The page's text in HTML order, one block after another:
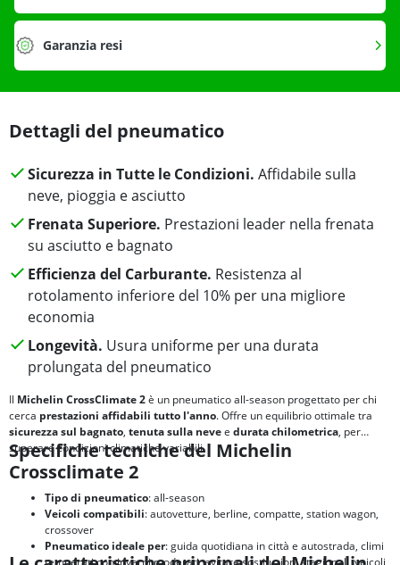
Garanzia resi
Dettagli del pneumatico
Sicurezza in Tutte le Condizioni. Affidabile sulla
neve, pioggia e asciutto
Frenata Superiore. Prestazioni leader nella frenata
su asciutto e bagnato
Efficienza del Carburante. Resistenza al
rotolamento inferiore del 10% per una migliore
economia
Longevità. Usura uniforme per una durata
prolungata del pneumatico
Il Michelin CrossClimate 2è un pneumatico all-season progettato per chi
cerca prestazioni affidabili tutto l'anno. Offre un equilibrio ottimale tra
sicurezza sul bagnato, tenuta sulla nevee durata chilometrica, per
superare condizioni climatiche variabili.
Specifiche tecniche del Michelin
Crossclimate 2
Tipo di pneumatico: all-season
Veicoli compatibili: autovetture, berline, compatte, station wagon,
crossover
Pneumatico ideale per: guida quotidiana in città e autostrada, climi